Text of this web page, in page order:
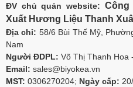
ĐV chủ quản website: Công
Xuất Hương Liệu Thanh
Địa chỉ: 58/6 Bùi Thế Mỹ,
Nam
Người ĐDPL: Võ Thị Thanh Hoa -
Email: sales@biyokea.vn
MST: 0306270204; Ngày cấp: